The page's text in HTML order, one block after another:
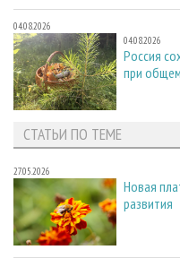
04.08.2026
04.08.2026
Россия
при
СТАТЬИ ПО ТЕМЕ
27.05.2026
Новая
развития